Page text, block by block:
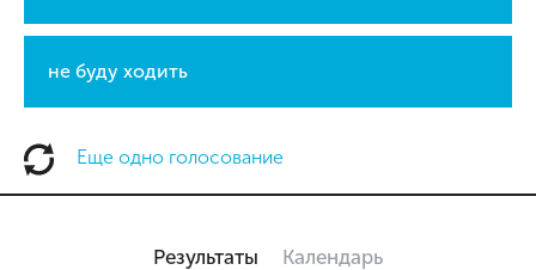
не буду ходить
Еще одно голосование
Результаты Календарь